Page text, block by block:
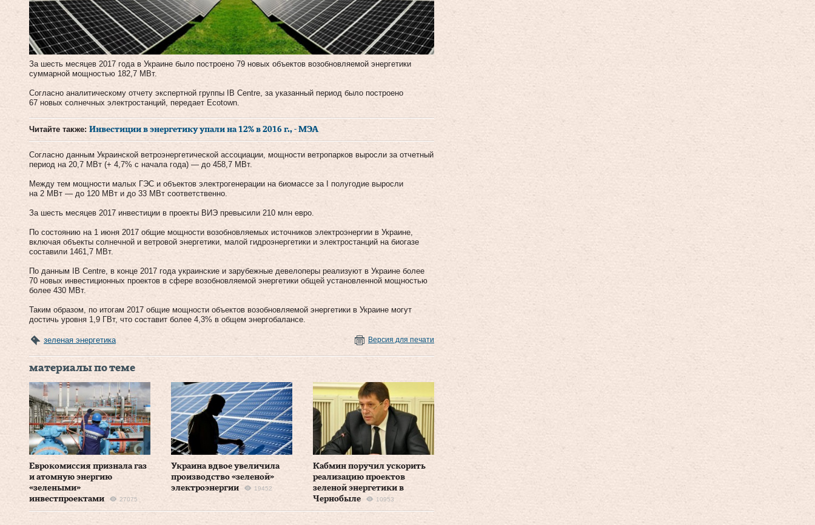
За шесть месяцев 2017 года в Украине было построено 79 новых объектов возобновляемой энергетики
суммарной мощностью 182,7 МВт.
Согласно аналитическому отчету экспертной группы IB Centre, за указанный период было построено
67 новых солнечных электростанций, передает Ecotown.
Читайте также: Инвестиции в энергетику упали на 12% в 2016 г., - МЭА
Согласно данным Украинской ветроэнергетической ассоциации, мощности ветропарков выросли за отчетный
период на 20,7 МВт (+ 4,7% с начала года) — до 458,7 МВт.
Между тем мощности малых ГЭС и объектов электрогенерации на биомассе за I полугодие выросли
на 2 МВт — до 120 МВт и до 33 МВт соответственно.
За шесть месяцев 2017 инвестиции в проекты ВИЭ превысили 210 млн евро.
По состоянию на 1 июня 2017 общие мощности возобновляемых источников электроэнергии в Украине,
включая объекты солнечной и ветровой энергетики, малой гидроэнергетики и электростанций на биогазе
составили 1461,7 МВт.
По данным IB Centre, в конце 2017 года украинские и зарубежные девелоперы реализуют в Украине более
70 новых инвестиционных проектов в сфере возобновляемой энергетики общей установленной мощностью
более 430 МВт.
Таким образом, по итогам 2017 общие мощности объектов возобновляемой энергетики в Украине могут
достичь уровня 1,9 ГВт, что составит более 4,3% в общем энергобалансе.
зеленая энергетика Версия для печати
материалы по теме
Еврокомиссия признала газ
и атомную энергию
«зелеными»
инвестпроектами
27075
Украина вдвое увеличила
производство «зеленой»
электроэнергии
19452
Кабмин поручил ускорить
реализацию проектов
зеленой энергетики в
Чернобыле
10953